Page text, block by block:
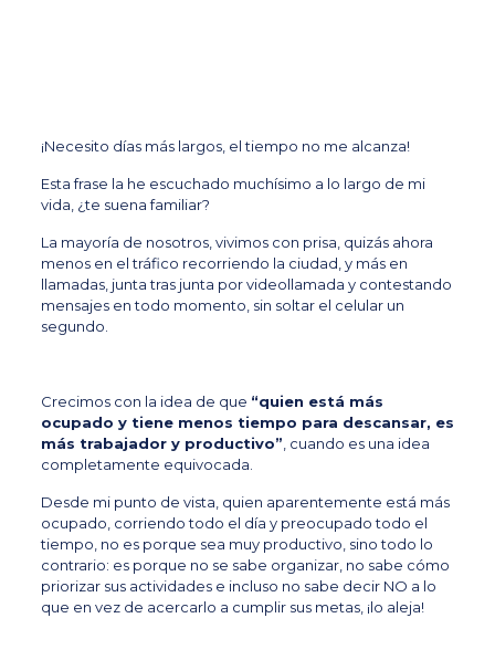
¡Necesito días más largos, el tiempo no me alcanza!
Esta frase la he escuchado muchísimo a lo largo de mi
vida, ¿te suena familiar?
La mayoría de nosotros, vivimos con prisa , quizás ahora
menos en el tráfico recorriendo la ciudad, y más en
llamadas, junta tras junta por videollamada y contestando
mensajes en todo momento, sin soltar el celular un
segundo.
Crecimos con la idea de que “quien está más
ocupado y tiene menos tiempo para descansar, es
más trabajador y productivo” , cuando es una idea
completamente equivocada.
Desde mi punto de vista, quien aparentemente está más
ocupado, corriendo todo el día y preocupado todo el
tiempo, no es porque sea muy productivo, sino todo lo
contrario: es porque no se sabe organizar, no sabe cómo
priorizar sus actividades e incluso no sabe decir NO a lo
que en vez de acercarlo a cumplir sus metas, ¡lo aleja!